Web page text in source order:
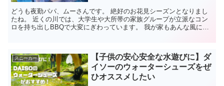
どうも夜勤パパ、ムーさんです。 絶好のお花見シーズンとなりまし
たね。 近くの川では、大学生や大所帯の家族グループが立派なコン
ロを持ち出しBBQで大変にぎわっています。 我が家もあんな風に
スニーカー
【子供の安心安全な水遊びに】ダ
イソーのウォーターシューズをぜ
ひオススメしたい